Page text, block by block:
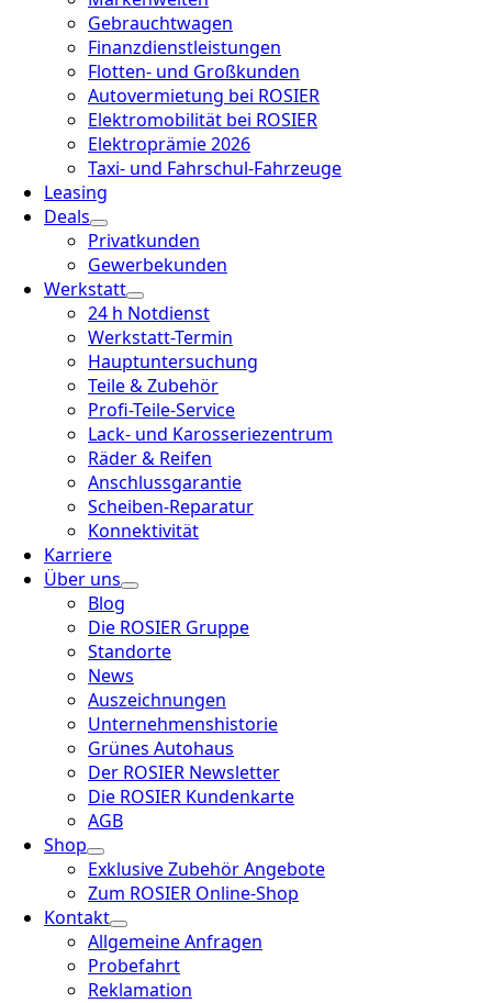
Gebrauchtwagen
Finanzdienstleistungen
Flotten- und Großkunden
Autovermietung bei ROSIER
Elektromobilität bei ROSIER
Elektroprämie 2026
Taxi- und Fahrschul-Fahrzeuge
Leasing
Deals
Privatkunden
Gewerbekunden
Werkstatt
24 h Notdienst
Werkstatt-Termin
Hauptuntersuchung
Teile & Zubehör
Profi-Teile-Service
Lack- und Karosseriezentrum
Räder & Reifen
Anschlussgarantie
Scheiben-Reparatur
Konnektivität
Karriere
Über uns
Blog
Die ROSIER Gruppe
Standorte
News
Auszeichnungen
Unternehmenshistorie
Grünes Autohaus
Der ROSIER Newsletter
Die ROSIER Kundenkarte
AGB
Shop
Exklusive Zubehör Angebote
Zum ROSIER Online-Shop
Kontakt
Allgemeine Anfragen
Probefahrt
Reklamation